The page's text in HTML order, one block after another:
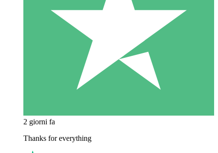
2 giorni fa
Thanks for everything